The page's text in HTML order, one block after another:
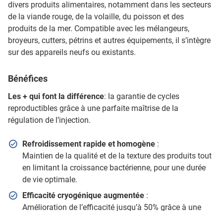
divers produits alimentaires, notamment dans les secteurs
de la viande rouge, de la volaille, du poisson et des
produits de la mer. Compatible avec les mélangeurs,
broyeurs, cutters, pétrins et autres équipements, il s’intègre
sur des appareils neufs ou existants.
Bénéfices
Les + qui font la différence: la garantie de cycles
reproductibles grâce à une parfaite maîtrise de la
régulation de l’injection.
Refroidissement rapide et homogène:
Maintien de la qualité et de la texture des produits tout
en limitant la croissance bactérienne, pour une durée
de vie optimale.
Efficacité cryogénique augmentée:
Amélioration de l’efficacité jusqu’à 50% grâce à une